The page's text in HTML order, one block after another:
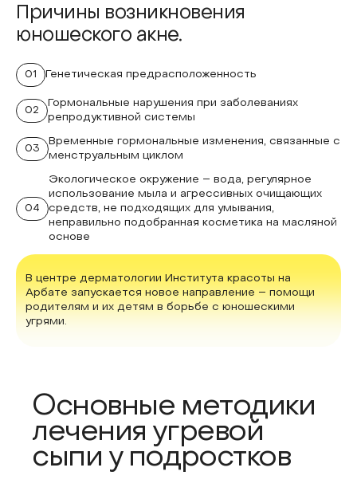
Причины возникновения
юношеского акне.
01 Генетическая предрасположенность
02
Гормональные нарушения при заболеваниях
репродуктивной системы
03
Временные гормональные изменения, связанные с
менструальным циклом
04
Экологическое окружение – вода, регулярное
использование мыла и агрессивных очищающих
средств, не подходящих для умывания,
неправильно подобранная косметика на масляной
основе
В центре дерматологии Института красоты на
Арбате запускается новое направление – помощи
родителям и их детям в борьбе с юношескими
угрями.
Основные методики
лечения угревой
сыпи у подростков